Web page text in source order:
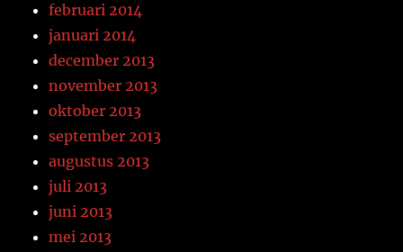
februari 2014
januari 2014
december 2013
november 2013
oktober 2013
september 2013
augustus 2013
juli 2013
juni 2013
mei 2013